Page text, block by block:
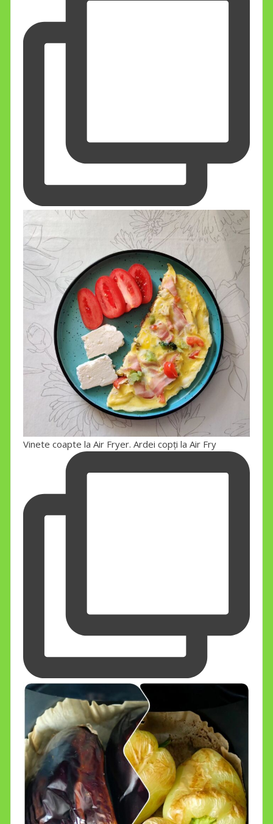
Vinete coapte la Air Fryer. Ardei copți la Air Fry